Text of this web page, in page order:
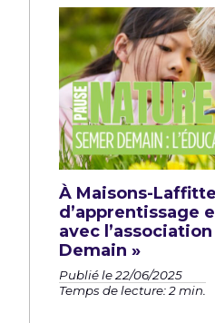
À Maisons-
d’apprentissage
avec
Demain »
Publié le 22/06/2025
Temps de lecture: 2 min.